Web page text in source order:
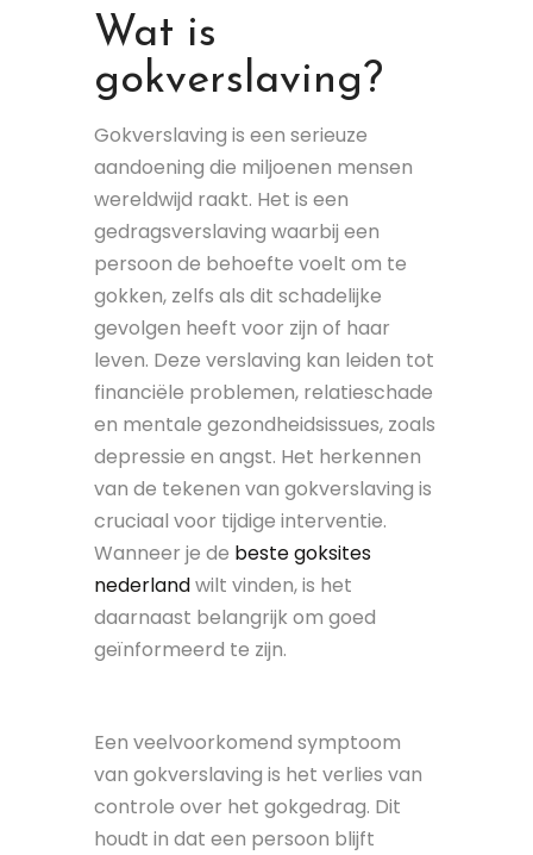
Wat is
gokverslaving?
Gokverslaving is een serieuze
aandoening die miljoenen mensen
wereldwijd raakt. Het is een
gedragsverslaving waarbij een
persoon de behoefte voelt om te
gokken, zelfs als dit schadelijke
gevolgen heeft voor zijn of haar
leven. Deze verslaving kan leiden tot
financiële problemen, relatieschade
en mentale gezondheidsissues, zoals
depressie en angst. Het herkennen
van de tekenen van gokverslaving is
cruciaal voor tijdige interventie.
Wanneer je de beste goksites
nederlandwilt vinden, is het
daarnaast belangrijk om goed
geïnformeerd te zijn.
Een veelvoorkomend symptoom
van gokverslaving is het verlies van
controle over het gokgedrag. Dit
houdt in dat een persoon blijft